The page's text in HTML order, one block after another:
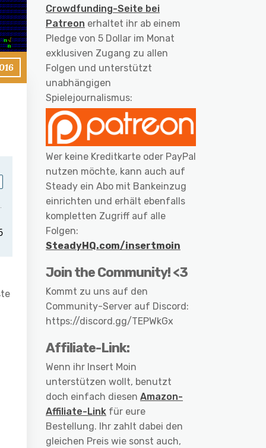
Crowdfunding-Seite bei
Patreon erhaltet ihr ab einem
Pledge von 5 Dollar im Monat
exklusiven Zugang zu allen
Folgen und unterstützt
unabhängigen
Spielejournalismus:
Wer keine Kreditkarte oder PayPal
nutzen möchte, kann auch auf
Steady ein Abo mit Bankeinzug
einrichten und erhält ebenfalls
kompletten Zugriff auf alle
Folgen:
SteadyHQ.com/insertmoin
Join the Community! <3
Kommt zu uns auf den
Community-Server auf Discord:
https://discord.gg/TEPWkGx
Affiliate-Link:
Wenn ihr Insert Moin
unterstützen wollt, benutzt
doch einfach diesen Amazon-
Affiliate-Link für eure
Bestellung. Ihr zahlt dabei den
gleichen Preis wie sonst auch,